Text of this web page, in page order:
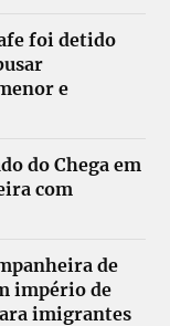
foi detido
e
do Chega em
com
de
império de
imigrantes